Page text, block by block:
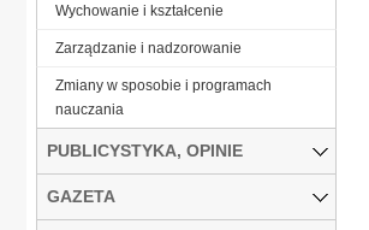
Wychowanie i kształcenie
Zarządzanie i nadzorowanie
Zmiany w sposobie i programach
nauczania
PUBLICYSTYKA, OPINIE
GAZETA